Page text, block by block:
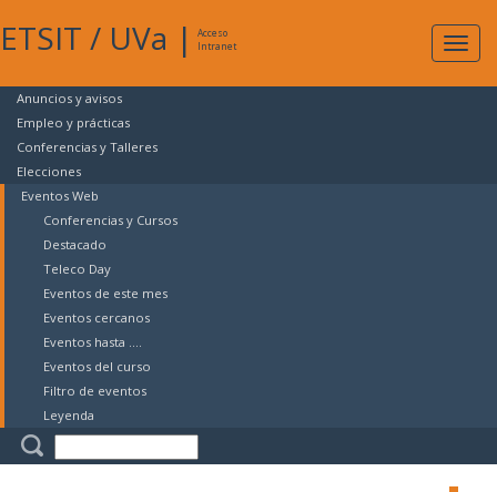
ETSIT / UVa |
Acceso
Intranet
Anuncios y avisos
Empleo y prácticas
Conferencias y Talleres
Elecciones
Eventos Web
Conferencias y Cursos
Destacado
Teleco Day
Eventos de este mes
Eventos cercanos
Eventos hasta ....
Eventos del curso
Filtro de eventos
Leyenda